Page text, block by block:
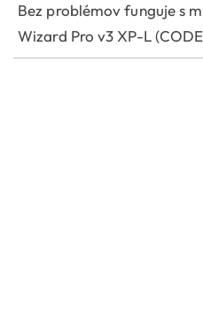
Bez problémov funguje s
Wizard Pro v3 XP-L